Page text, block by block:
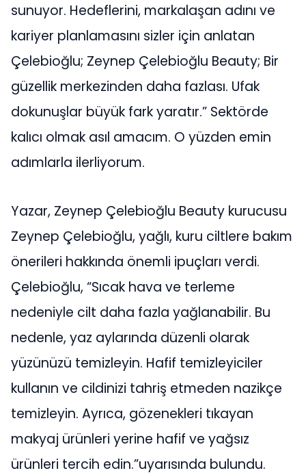
sunuyor. Hedeflerini, markalaşan adını ve
kariyer planlamasını sizler için anlatan
Çelebioğlu; Zeynep Çelebioğlu Beauty; Bir
güzellik merkezinden daha fazlası. Ufak
dokunuşlar büyük fark yaratır.” Sektörde
kalıcı olmak asıl amacım. O yüzden emin
adımlarla ilerliyorum.
Yazar, Zeynep Çelebioğlu Beauty kurucusu
Zeynep Çelebioğlu, yağlı, kuru ciltlere bakım
önerileri hakkında önemli ipuçları verdi.
Çelebioğlu, “Sıcak hava ve terleme
nedeniyle cilt daha fazla yağlanabilir. Bu
nedenle, yaz aylarında düzenli olarak
yüzünüzü temizleyin. Hafif temizleyiciler
kullanın ve cildinizi tahriş etmeden nazikçe
temizleyin. Ayrıca, gözenekleri tıkayan
makyaj ürünleri yerine hafif ve yağsız
ürünleri tercih edin.”uyarısında bulundu.